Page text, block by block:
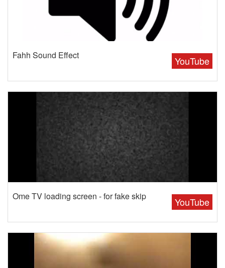
YouTube
Fahh Sound Effect
YouTube
Ome TV loading screen - for fake skip